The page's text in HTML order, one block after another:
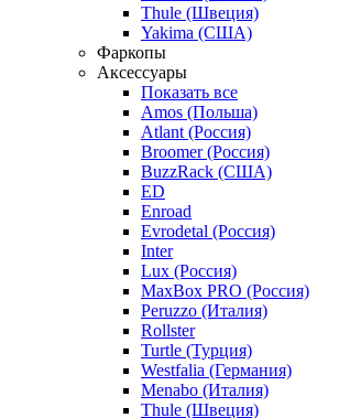
Thule (Швеция)
Yakima (США)
Фаркопы
Аксессуары
Показать все
Amos (Польша)
Atlant (Россия)
Broomer (Россия)
BuzzRack (США)
ED
Enroad
Evrodetal (Россия)
Inter
Lux (Россия)
MaxBox PRO (Россия)
Peruzzo (Италия)
Rollster
Turtle (Турция)
Westfalia (Германия)
Menabo (Италия)
Thule (Швеция)